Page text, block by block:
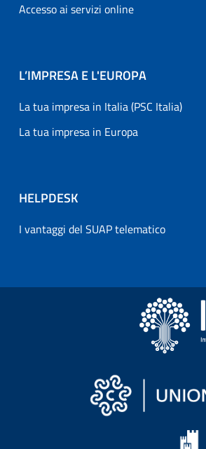
Accesso ai servizi online
L’IMPRESA E L'EUROPA
La tua impresa in Italia (PSC Italia)
La tua impresa in Europa
HELPDESK
I vantaggi del SUAP telematico